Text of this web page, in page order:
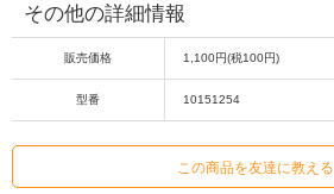
その他の詳細情報
販売価格 1,100円(税100円)
型番 10151254
この商品を友達に教える